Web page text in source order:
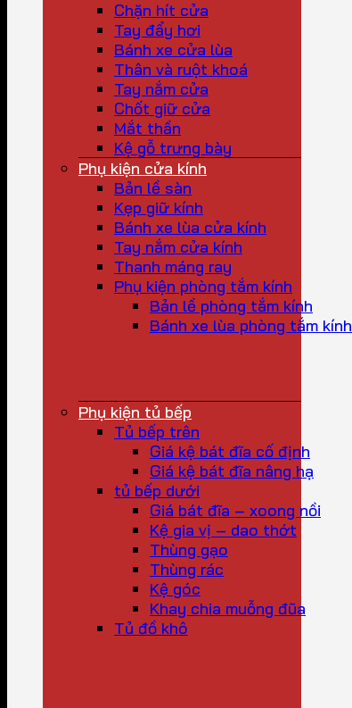
Chặn hít cửa
Tay đẩy hơi
Bánh xe cửa lùa
Thân và ruột khoá
Tay nắm cửa
Chốt giữ cửa
Mắt thần
Kệ gỗ trưng bày
Phụ kiện cửa kính
Bản lề sàn
Kẹp giữ kính
Bánh xe lùa cửa kính
Tay nắm cửa kính
Thanh máng ray
Phụ kiện phòng tắm kính
Bản lề phòng tắm kính
Bánh xe lùa phòng tắm kính
Phụ kiện tủ bếp
Tủ bếp trên
Giá kệ bát đĩa cố định
Giá kệ bát đĩa nâng hạ
tủ bếp dưới
Giá bát đĩa – xoong nồi
Kệ gia vị – dao thớt
Thùng gạo
Thùng rác
Kệ góc
Khay chia muỗng đũa
Tủ đồ khô